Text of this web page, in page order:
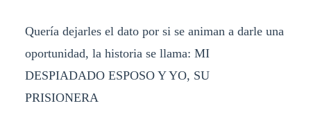
Quería dejarles el dato por si se animan a darle una
oportunidad, la historia se llama: MI
DESPIADADO ESPOSO Y YO, SU
PRISIONERA